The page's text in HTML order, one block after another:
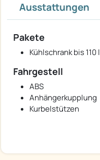
Ausstattungen
Pakete
Kühlschrank bis 110 l
Fahrgestell
ABS
Anhängerkupplung
Kurbelstützen